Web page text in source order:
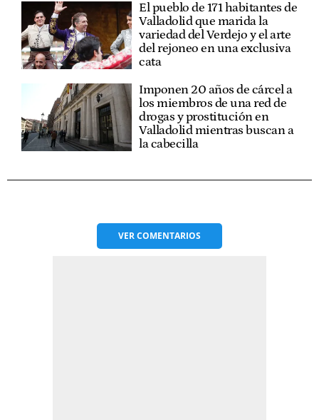
El pueblo de 171 habitantes de
Valladolid que marida la
variedad del Verdejo y el arte
del rejoneo en una exclusiva
cata
Imponen 20 años de cárcel a
los miembros de una red de
drogas y prostitución en
Valladolid mientras buscan a
la cabecilla
VERCOMENTARIOS